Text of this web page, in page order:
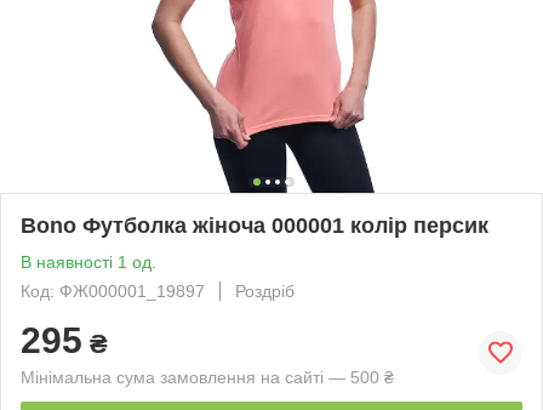
Bono Футболка жіноча 000001 колір персик
В наявності 1 од.
Код: ФЖ000001_19897
Роздріб
295 ₴
Мінімальна сума замовлення на сайті — 500 ₴